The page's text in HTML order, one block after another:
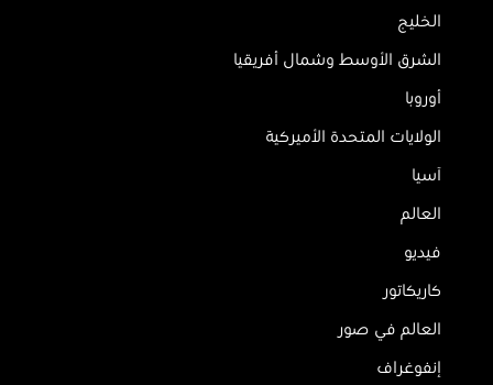
الخليج
الشرق الأوسط وشمال أفريقيا
أوروبا
الولايات المتحدة الأميركية
آسيا
العالم
فيديو
كاريكاتور
العالم في صور
إنفوغراف